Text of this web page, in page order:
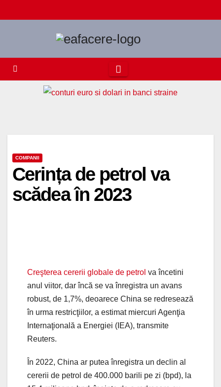
to
COMPANII
Cerința de petrol va
scădea în 2023
Creşterea cererii globale de petrol va încetini
anul viitor, dar încă se va înregistra un avans
robust, de 1,7%, deoarece China se redresează
în urma restricţiilor, a estimat miercuri Agenţia
Internaţională a Energiei (IEA), transmite
Reuters.
În 2022, China ar putea înregistra un declin al
cererii de petrol de 400.000 barili pe zi (bpd), la